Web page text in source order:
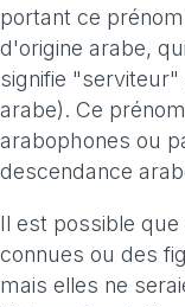
portant ce
d'origine arabe,
signifie "serviteur"
arabe). Ce
arabophones ou
descendance
Il est possible que
connues ou des
mais elles ne